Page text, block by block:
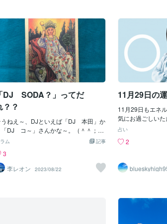
】、。。、あった！ｗなか！！ｗｗ
！！！ｗｗｗ【今回な～～～んと！！
でたいことに！！！☆★日本でまた☆
作１０作目の【《Ｘ版》】が公
】！！★いたします！！！・・・☆☆
８８８８８８８８！！！！★
◆注：あ、分かっていると思うけど
た。ストレス耐性
評価も同じくだ
ぷちに立ってい
日夜が明けるの
ごすかを考える
は食事と風呂、
のために帰るよ
いた。原因はシ
る。情報システム
ギーを吸い取り、私たちの成長を妨
る存在です。感情が沈んだり、ストレ
が増えたりするとき、その背後に有害
の存在が潜んでいる可能性がありま
。自分の感情に注意を払い、何が問題
引き起こしているのかを理解すること
一歩です。 次に、有害な人との距離
とる勇気を持つことが必要です。関係
毒になっている場合、その毒を取り除
ためには時に断ち切る決断が必要で
これは簡単なことではありません
、自分の幸福を最優先にすることが大
です。時には、一時的な痛みを乗り越
て、将来の幸福を築くために必要な選
追い出すプロセスでは、自分の価値
目標に焦点を当てることも大切で
。有害な人が引き起こす混乱や否定的
いがあります。こ
る理論、ウェル
析タイプ一覧図
分かれています
値観が真逆にな
い深い人生を求
のが全く変わっ
プによっての偏
い尽くす衝動の赴
たり。一方理性
ら求めているも
もしれない。や
すには両方大切。
らのサービスで
らかが明確にな
「DJ SODA？」ってだ
？？
うねえ～、DJといえば「DJ 本田」か
「DJ コ～」さんかな～。（＾＾；そ
に「DJ HONDA」って、帽子だし。
「TRF」で活躍してるけど、今は
人？」みたいになっちゃってるし。
クも前に東京に住んでいたころは、そ
記事
ム
3
李レオン
2023/08/22
11月29日の
11月29日もエネ
気にお過ごしい
によって理性も
も鋭く、卓抜なア
て理性と感性が
達成されますの
占い
2